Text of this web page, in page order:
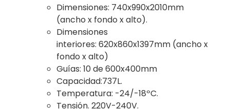
Dimensiones: 740x990x2010mm
(ancho x fondo x alto).
Dimensiones
interiores: 620x860x1397mm (ancho x
fondo x alto)
Guías: 10 de 600x400mm
Capacidad:737L.
Temperatura: -24/-18ºC.
Tensión. 220V-240V.